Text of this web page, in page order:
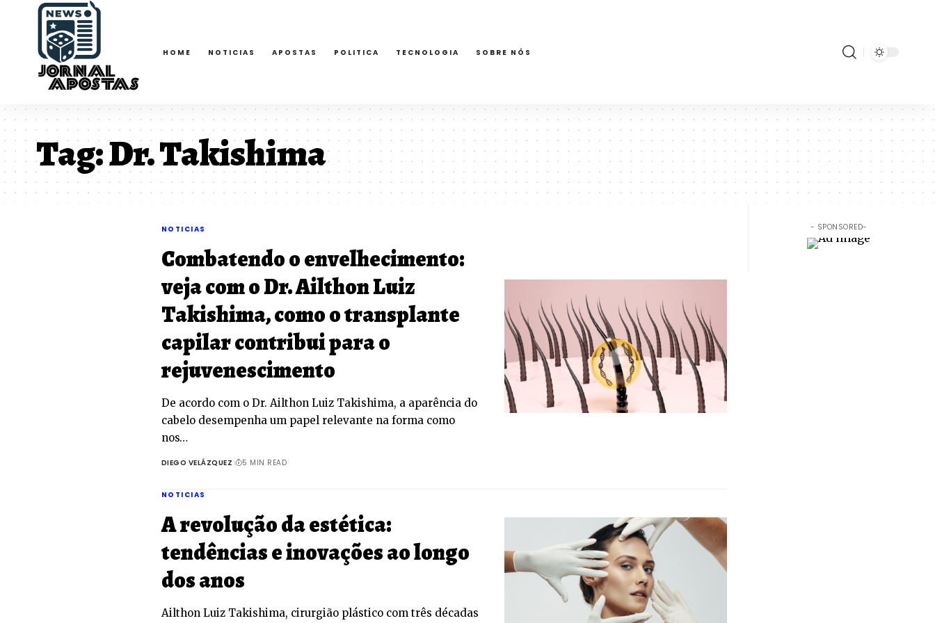
HOME NOTICIAS APOSTAS POLITICA TECNOLOGIA SOBRE NÓS
Tag:Dr. Takishima
NOTICIAS
Combatendo o envelhecimento:
veja com o Dr. Ailthon Luiz
Takishima, como o transplante
capilar contribui para o
rejuvenescimento
De acordo com o Dr. Ailthon Luiz Takishima, a aparência do
cabelo desempenha um papel relevante na forma como
nos…
DIEGO VELÁZQUEZ 5 MIN READ
NOTICIAS
A revolução da estética:
tendências e inovações ao longo
dos anos
Ailthon Luiz Takishima, cirurgião plástico com três décadas
- SPONSORED-